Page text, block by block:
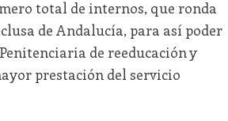
total de internos, que ronda
de Andalucía, para así poder
de reeducación y
prestación del servicio